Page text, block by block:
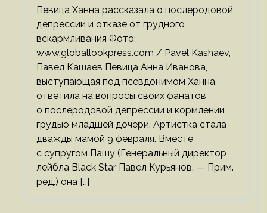
Певица Ханна рассказала о послеродовой
депрессии и отказе от грудного
вскармливания Фото:
www.globallookpress.com / Pavel Kashaev,
Павел Кашаев Певица Анна Иванова,
выступающая под псевдонимом Ханна,
ответила на вопросы своих фанатов
о послеродовой депрессии и кормлении
грудью младшей дочери. Артистка стала
дважды мамой 9 февраля. Вместе
с супругом Пашу (Генеральный директор
лейбла Black Star Павел Курьянов. — Прим.
ред.) она […]